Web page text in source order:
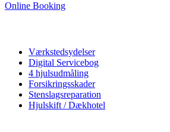
Online Booking
Værkstedsydelser
Digital Servicebog
4 hjulsudmåling
Forsikringsskader
Stenslagsreparation
Hjulskift / Dækhotel